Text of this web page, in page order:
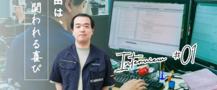
会社を知る
働く人を知る
募集要項